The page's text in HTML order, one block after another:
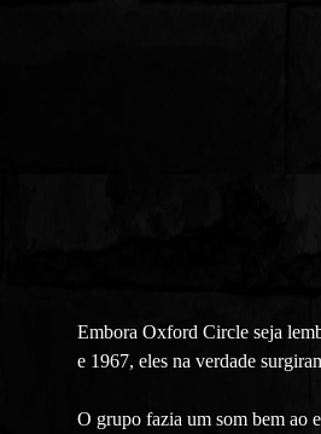
Embora Oxford Circle seja
e 1967, eles na verdade
O grupo fazia um som bem ao